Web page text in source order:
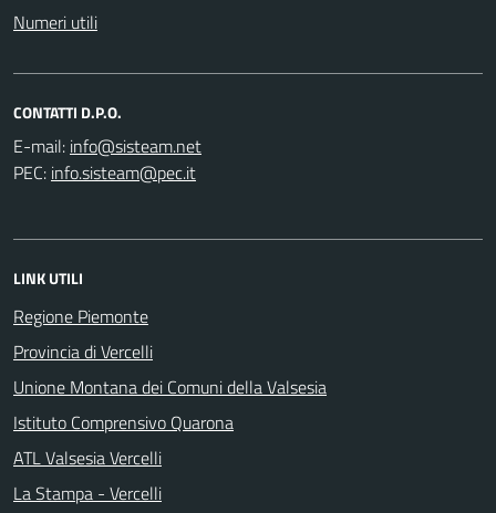
Numeri utili
CONTATTI D.P.O.
E-mail:
PEC:
LINK UTILI
Regione Piemonte
Provincia di Vercelli
Unione Montana dei Comuni della Valsesia
Istituto Comprensivo Quarona
ATL Valsesia Vercelli
La Stampa - Vercelli